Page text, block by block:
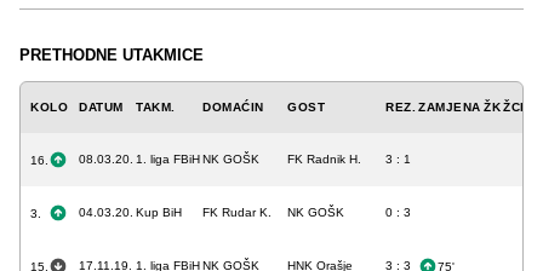
PRETHODNE UTAKMICE
KOLO DATUM TAKM. DOMAĆIN GOST REZ. ZAMJENA ŽKŽCK
16. 08.03.20. 1. liga FBiHNK GOŠK FK Radnik H. 3 : 1
3. 04.03.20. Kup BiH FK Rudar K. NK GOŠK 0 : 3
15. 17.11.19. 1. liga FBiHNK GOŠK HNK Orašje 3 : 3 75'